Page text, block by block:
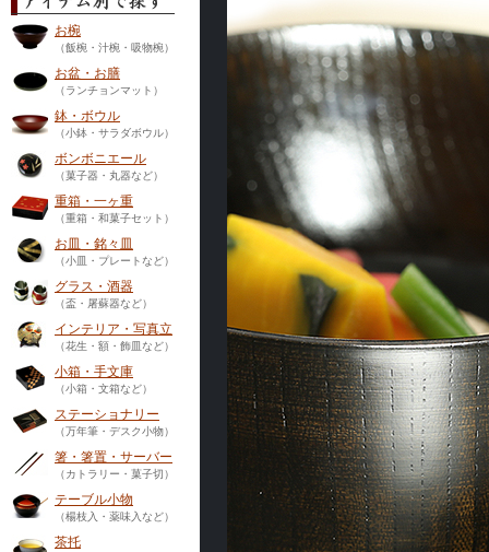
お椀
（飯椀・汁椀・吸物椀）
お盆・お膳
（ランチョンマット）
鉢・ボウル
（小鉢・サラダボウル）
ボンボニエール
（菓子器・丸器など）
重箱・一ヶ重
（重箱・和菓子セット）
お皿・銘々皿
（小皿・プレートなど）
グラス・酒器
（盃・屠蘇器など）
インテリア・写真立
（花生・額・飾皿など）
小箱・手文庫
（小箱・文箱など）
ステーショナリー
（万年筆・デスク小物）
箸・箸置・サーバー
（カトラリー・菓子切）
テーブル小物
（楊枝入・薬味入など）
茶托